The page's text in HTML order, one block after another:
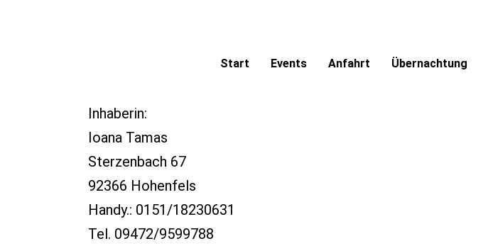
Start Events Anfahrt Übernachtung
Inhaberin:
Ioana Tamas
Sterzenbach 67
92366 Hohenfels
Handy.: 0151/18230631
Tel. 09472/9599788